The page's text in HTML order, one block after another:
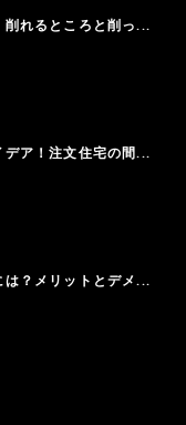
れるところと削っ...
ア！注文住宅の間...
？メリットとデメ...